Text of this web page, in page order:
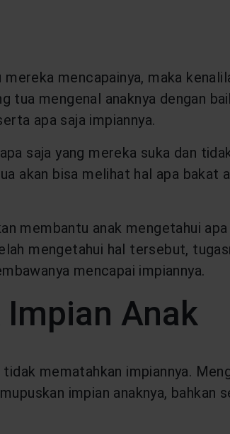
mencapainya, maka
tua mengenal anaknya dengan
apa saja impiannya.
saja yang mereka suka dan
akan bisa melihat hal apa bakat
membantu anak mengetahui
mengetahui hal tersebut,
mencapai impiannya.
Anak
mematahkan impiannya.
impian anaknya, bahkan